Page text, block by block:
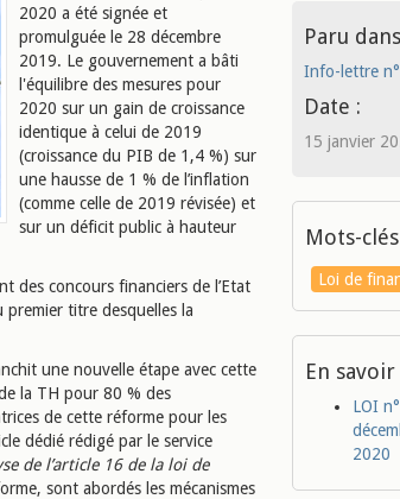
2020 a été signée et
promulguée le 28 décembre
2019. Le gouvernement a bâti
l'équilibre des mesures pour
2020 sur un gain de croissance
identique à celui de 2019
(croissance du PIB de 1,4 %) sur
une hausse de 1 % de l’inflation
(comme celle de 2019 révisée) et
sur un déficit public à hauteur
des concours financiers de l’Etat
premier titre desquelles la
une nouvelle étape avec cette
la TH pour 80 % des
de cette réforme pour les
dédié rédigé par le service
de l’article 16 de la loi de
sont abordés les mécanismes
Paru
Info-lettre
Date :
15 janvier
Mots-clés
Loi de
En savoir
LOI
2020